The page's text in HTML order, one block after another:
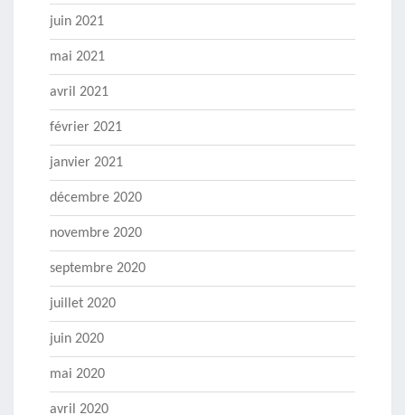
juin 2021
mai 2021
avril 2021
février 2021
janvier 2021
décembre 2020
novembre 2020
septembre 2020
juillet 2020
juin 2020
mai 2020
avril 2020